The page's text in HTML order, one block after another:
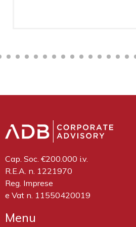
Cap. Soc. €200.000 i.v.
R.E.A. n. 1221970
Reg. Imprese
e Vat n. 11550420019
Menu